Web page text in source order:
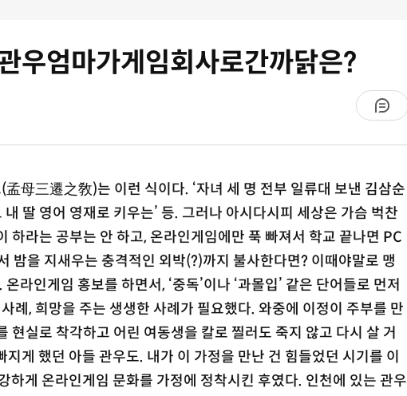
우엄마가게임회사로간까닭은?
母三遷之敎)는 이런 식이다. ‘자녀 세 명 전부 일류대 보낸 김삼순
내 딸 영어 영재로 키우는’ 등. 그러나 아시다시피 세상은 가슴 벅찬
하라는 공부는 안 하고, 온라인게임에만 푹 빠져서 학교 끝나면 PC
밤을 지새우는 충격적인 외박(?)까지 불사한다면? 이때야말로 맹
라인게임 홍보를 하면서, ‘중독’이나 ‘과몰입’ 같은 단어들로 먼저
례, 희망을 주는 생생한 사례가 필요했다. 와중에 이정이 주부를 만
현실로 착각하고 어린 여동생을 칼로 찔러도 죽지 않고 다시 살 거
게 했던 아들 관우도. 내가 이 가정을 만난 건 힘들었던 시기를 이
하게 온라인게임 문화를 가정에 정착시킨 후였다. 인천에 있는 관우